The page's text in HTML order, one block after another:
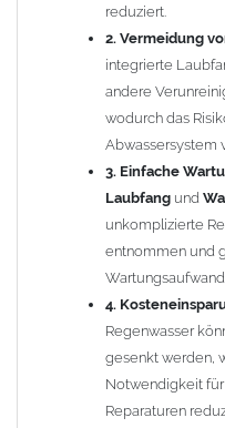
als auch einen
zahlreiche Vorteile, die
Regenwassernutzung als
verbessern. Es ist eine
für jeden Haushalt oder
effektive
Funktionsweise
Das Wasser läuft an der
wird von dem
den Schlauch in die
sich bis ca. 3cm über dem
Aufgrund des
Regenwasserin
Wasserentnahme sinkt der
reduziert.
2. Vermeidung
integrierte
andere
wodurch das
Abwassersystem
3. Einfache
Laubfang und
unkomplizierte
entnommen und
4.
Regenwasser
gesenkt werden,
Notwendigkeit
Reparaturen